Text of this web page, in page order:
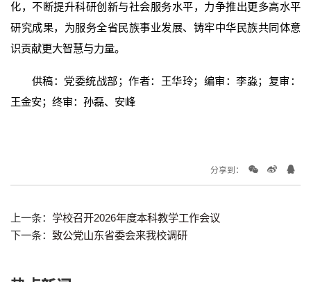
化，不断提升科研创新与社会服务水平，力争推出更多高水平
研究成果，为服务全省民族事业发展、铸牢中华民族共同体意
识贡献更大智慧与力量。
供稿：党委统战部；作者：王华玲；编审：李淼；复审：
王金安；终审：孙磊、安峰
分享到：
上一条： 学校召开2026年度本科教学工作会议
下一条： 致公党山东省委会来我校调研